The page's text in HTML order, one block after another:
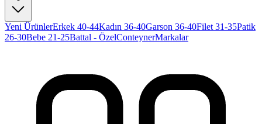
Yeni ÜrünlerErkek 40-44Kadın 36-40Garson 36-40Filet 31-35Patik
26-30Bebe 21-25Battal - ÖzelConteynerMarkalar